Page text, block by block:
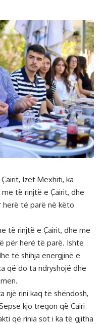
Izet Mexhiti, ka
të rinjtë e Çairit, dhe
të parë në këto
të rinjtë e Çairit, dhe me
për herë të parë. Ishte
të shihja energjinë e
që do ta ndryshojë dhe
një rini kaq të shëndosh,
kjo tregon që Çairi
që rinia sot i ka të gjitha